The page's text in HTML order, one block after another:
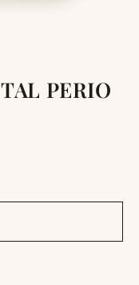
PERIO